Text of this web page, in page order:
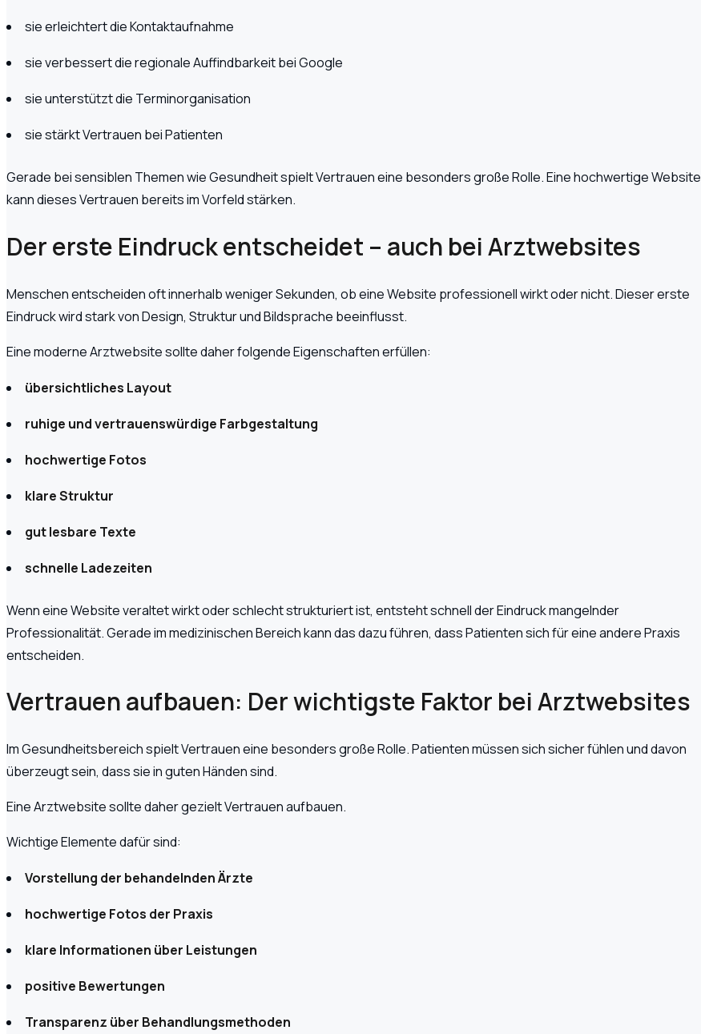
sie erleichtert die Kontaktaufnahme
sie verbessert die regionale Auffindbarkeit bei Google
sie unterstützt die Terminorganisation
sie stärkt Vertrauen bei Patienten
Gerade bei sensiblen Themen wie Gesundheit spielt Vertrauen eine besonders große Rolle. Eine hochwertige Website
kann dieses Vertrauen bereits im Vorfeld stärken.
Der erste Eindruck entscheidet – auch bei Arztwebsites
Menschen entscheiden oft innerhalb weniger Sekunden, ob eine Website professionell wirkt oder nicht. Dieser erste
Eindruck wird stark von Design, Struktur und Bildsprache beeinflusst.
Eine moderne Arztwebsite sollte daher folgende Eigenschaften erfüllen:
übersichtliches Layout
ruhige und vertrauenswürdige Farbgestaltung
hochwertige Fotos
klare Struktur
gut lesbare Texte
schnelle Ladezeiten
Wenn eine Website veraltet wirkt oder schlecht strukturiert ist, entsteht schnell der Eindruck mangelnder
Professionalität. Gerade im medizinischen Bereich kann das dazu führen, dass Patienten sich für eine andere Praxis
entscheiden.
Vertrauen aufbauen: Der wichtigste Faktor bei Arztwebsites
Im Gesundheitsbereich spielt Vertrauen eine besonders große Rolle. Patienten müssen sich sicher fühlen und davon
überzeugt sein, dass sie in guten Händen sind.
Eine Arztwebsite sollte daher gezielt Vertrauen aufbauen.
Wichtige Elemente dafür sind:
Vorstellung der behandelnden Ärzte
hochwertige Fotos der Praxis
klare Informationen über Leistungen
positive Bewertungen
Transparenz über Behandlungsmethoden